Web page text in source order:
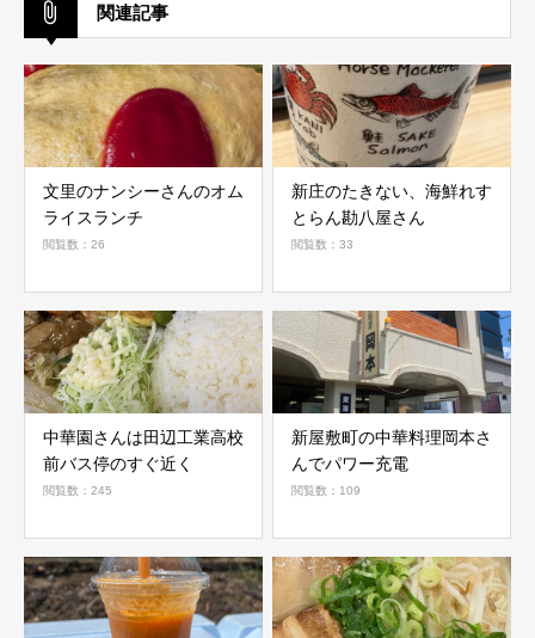
関連記事
文里のナンシーさんのオム
ライスランチ
閲覧数：26
新庄のたきない、海鮮れす
とらん勘八屋さん
閲覧数：33
中華園さんは田辺工業高校
前バス停のすぐ近く
閲覧数：245
新屋敷町の中華料理岡本さ
んでパワー充電
閲覧数：109